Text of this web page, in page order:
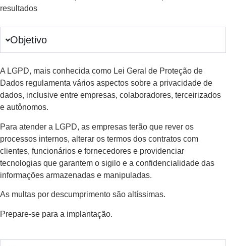
resultados
Objetivo
A LGPD, mais conhecida como Lei Geral de Proteção de
Dados regulamenta vários aspectos sobre a privacidade de
dados, inclusive entre empresas, colaboradores, terceirizados
e autônomos.
Para atender a LGPD, as empresas terão que rever os
processos internos, alterar os termos dos contratos com
clientes, funcionários e fornecedores e providenciar
tecnologias que garantem o sigilo e a confidencialidade das
informações armazenadas e manipuladas.
As multas por descumprimento são altíssimas.
Prepare-se para a implantação.